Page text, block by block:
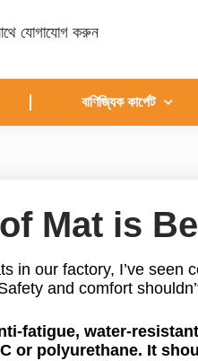
যোগাযোগ করুন
বাণিজ্যিক কার্পেট
Mat is
in our factory, I’ve seen
and comfort
fatigue, water-
or polyurethane. It